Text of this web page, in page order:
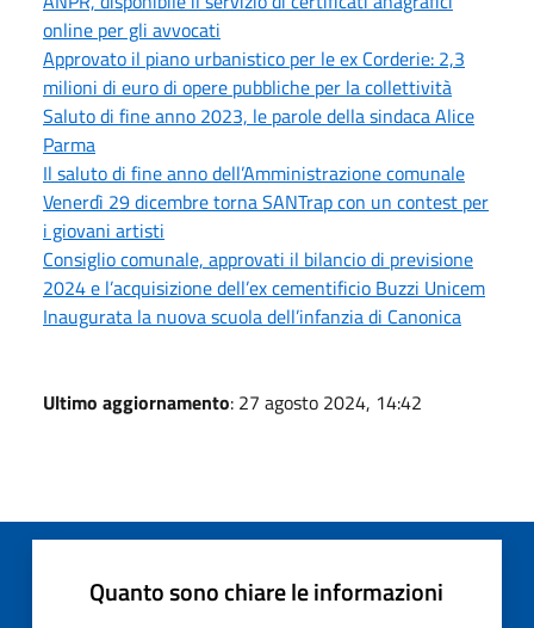
online per gli avvocati
Approvato il piano urbanistico per le ex Corderie: 2,3
milioni di euro di opere pubbliche per la collettività
Saluto di fine anno 2023, le parole della sindaca Alice
Parma
Il saluto di fine anno dell’Amministrazione comunale
Venerdì 29 dicembre torna SANTrap con un contest per
i giovani artisti
Consiglio comunale, approvati il bilancio di previsione
2024 e l’acquisizione dell’ex cementificio Buzzi Unicem
Inaugurata la nuova scuola dell’infanzia di Canonica
Ultimo aggiornamento: 27 agosto 2024, 14:42
Quanto sono chiare le informazioni